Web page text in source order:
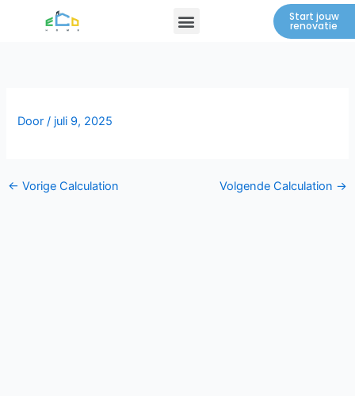
Menu Start jouw
renovatie
Door/ juli 9, 2025
← Vorige Calculation Volgende Calculation →